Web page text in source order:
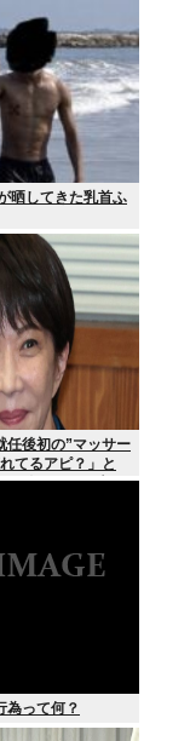
晒してきた乳首ふ
任後初の”マッサー
てるアピ？」と
ら冷ややかな声…
為って何？